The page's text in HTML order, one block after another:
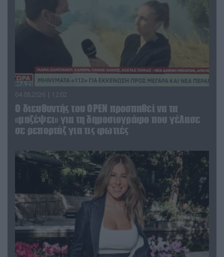
04.08.2026 | 12:02
O διευθυντής του OPEN προσπαθεί να τα
«μαζέψει» για τη δημοσιογράφο που γέλασε
σε ρεπορτάζ για τις φωτιές